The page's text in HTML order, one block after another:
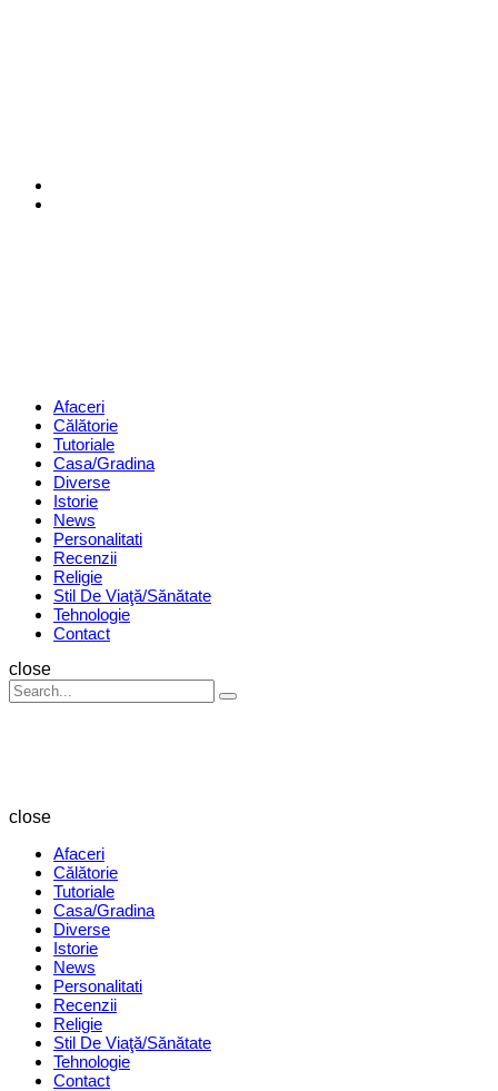
Menu Afaceri
Călătorie
Tutoriale
Casa/Gradina
Diverse
Istorie
News
Personalitati
Recenzii
Religie
Stil De Viaţă/Sănătate
Tehnologie
Contact
Search
close
Search
for:
Search
close
Afaceri
Călătorie
Tutoriale
Casa/Gradina
Diverse
Istorie
News
Personalitati
Recenzii
Religie
Stil De Viaţă/Sănătate
Tehnologie
Contact